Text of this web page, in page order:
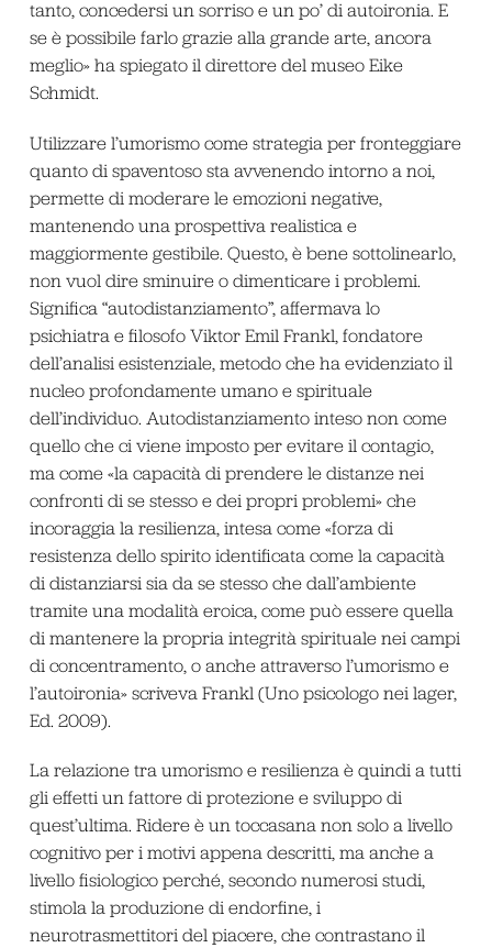
tanto, concedersi un sorriso e un po’ di autoironia. E
se è possibile farlo grazie alla grande arte, ancora
meglio» ha spiegato il direttore del museo Eike
Schmidt.
Utilizzare l’umorismo come strategia per fronteggiare
quanto di spaventoso sta avvenendo intorno a noi,
permette di moderare le emozioni negative,
mantenendo una prospettiva realistica e
maggiormente gestibile. Questo, è bene sottolinearlo,
non vuol dire sminuire o dimenticare i problemi.
Significa “autodistanziamento”, affermava lo
psichiatra e filosofo Viktor Emil Frankl, fondatore
dell’analisi esistenziale, metodo che ha evidenziato il
nucleo profondamente umano e spirituale
dell’individuo. Autodistanziamento inteso non come
quello che ci viene imposto per evitare il contagio,
ma come «la capacità di prendere le distanze nei
confronti di se stesso e dei propri problemi» che
incoraggia la resilienza, intesa come «forza di
resistenza dello spirito identificata come la capacità
di distanziarsi sia da se stesso che dall’ambiente
tramite una modalità eroica, come può essere quella
di mantenere la propria integrità spirituale nei campi
di concentramento, o anche attraverso l’umorismo e
l’autoironia» scriveva Frankl (Uno psicologo nei lager,
Ed. 2009).
La relazione tra umorismo e resilienza è quindi a tutti
gli effetti un fattore di protezione e sviluppo di
quest’ultima. Ridere è un toccasana non solo a livello
cognitivo per i motivi appena descritti, ma anche a
livello fisiologico perché, secondo numerosi studi,
stimola la produzione di endorfine, i
neurotrasmettitori del piacere, che contrastano il